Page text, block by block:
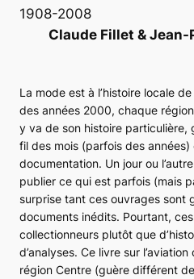
1908-2008
Claude Fillet & Jean-
La mode est à l’histoire locale
des années 2000, chaque
y va de son histoire particulière,
fil des mois (parfois des
documentation. Un jour ou
publier ce qui est parfois (mais
surprise tant ces ouvrages sont
documents inédits. Pourtant,
collectionneurs plutôt que
d’analyses. Ce livre sur
région Centre (guère différent